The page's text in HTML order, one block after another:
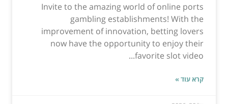
Invite to the amazing world of online ports
gambling establishments! With the
improvement of innovation, betting lovers
now have the opportunity to enjoy their
favorite slot video...
קרא עוד »